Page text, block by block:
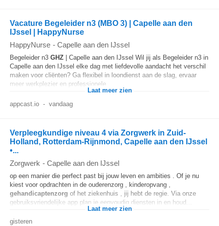
Vacature Begeleider n3 (MBO 3) | Capelle aan den
IJssel | HappyNurse
HappyNurse - Capelle aan den IJssel
Begeleider n3 GHZ | Capelle aan den IJssel Wil jij als Begeleider n3 in
Capelle aan den IJssel elke dag met liefdevolle aandacht het verschil
maken voor cliënten? Ga flexibel in loondienst aan de slag, ervaar
meer werkplezier en professionele...
Laat meer zien
appcast.io - vandaag
Verpleegkundige niveau 4 via Zorgwerk in Zuid-
Holland, Rotterdam-Rijnmond, Capelle aan den IJssel
•...
Zorgwerk - Capelle aan den IJssel
op een manier die perfect past bij jouw leven en ambities . Of je nu
kiest voor opdrachten in de ouderenzorg , kinderopvang ,
gehandicaptenzorg of het ziekenhuis , jij hebt de regie. Via onze
gebruiksvriendelijke app plan je eenvoudig diensten in en houd...
Laat meer zien
gisteren